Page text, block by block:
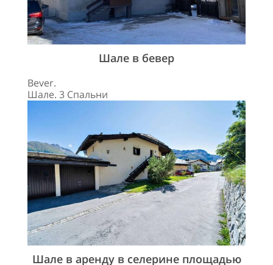
Шале в бевер
Bever.
Шале. 3 Спальни
Шале в аренду в селерине площадью